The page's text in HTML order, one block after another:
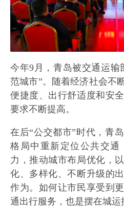
今年9月，青岛被交通运输
范城市”。随着经济社会不
便捷度、出行舒适度和安
要求不断提高。
在后“公交都市”时代，青
格局中重新定位公共交通
力，推动城市布局优化，
化、多样化、不断升级的
作为。如何让市民享受到
通出行服务，也是摆在城运